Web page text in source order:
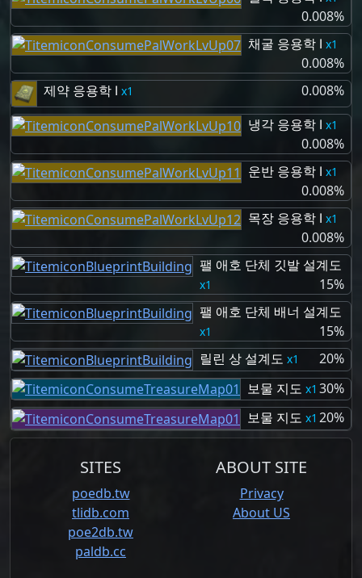
0.008%
채굴 응용학 Ⅰ
1
0.008%
제약 응용학 Ⅰ
1
0.008%
냉각 응용학 Ⅰ
1
0.008%
운반 응용학 Ⅰ
1
0.008%
목장 응용학 Ⅰ
1
0.008%
팰 애호 단체 깃발 설계도
1
15%
팰 애호 단체 배너 설계도
1
15%
릴린 상 설계도
1
20%
보물 지도
1 30%
보물 지도
1 20%
SITES
poedb.tw
tlidb.com
poe2db.tw
paldb.cc
ABOUT SITE
Privacy
About US